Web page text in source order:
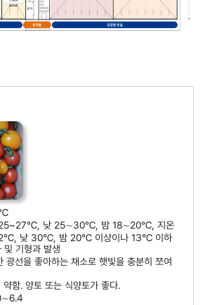
: 25~27℃, 낮 25∼30℃, 밤 18∼20℃, 지온
낮 30℃, 밤 20℃ 이상이나 13℃ 이하
및 기형과 발생
광선을 좋아하는 채소로 햇빛을 충분히 쪼여
약함. 양토 또는 식양토가 좋다.